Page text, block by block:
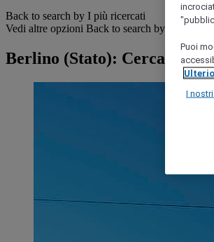
Back to search by I più ricercati
Vedi altre opzioni Back to search by categories
Berlino (Stato): Cerca hotel
Puoi
I